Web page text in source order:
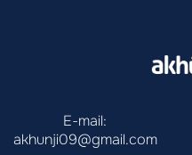
E-mail:
akhunji09@gmail.com